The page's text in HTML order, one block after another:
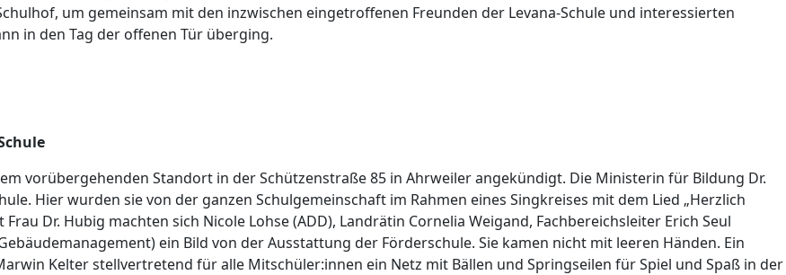
um gemeinsam mit den inzwischen eingetroffenen Freunden der Levana-Schule und interessierten
in den Tag der offenen Tür überging.
vorübergehenden Standort in der Schützenstraße 85 in Ahrweiler angekündigt. Die Ministerin für Bildung Dr.
Hier wurden sie von der ganzen Schulgemeinschaft im Rahmen eines Singkreises mit dem Lied „Herzlich
Dr. Hubig machten sich Nicole Lohse (ADD), Landrätin Cornelia Weigand, Fachbereichsleiter Erich Seul
ein Bild von der Ausstattung der Förderschule. Sie kamen nicht mit leeren Händen. Ein
Kelter stellvertretend für alle Mitschüler:innen ein Netz mit Bällen und Springseilen für Spiel und Spaß in der